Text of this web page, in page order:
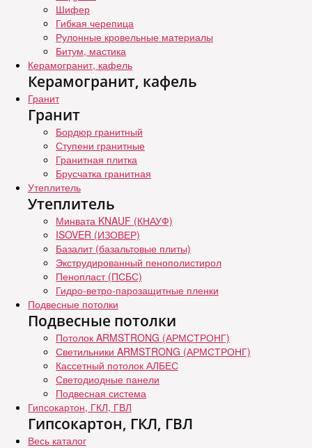
Шифер
Гибкая черепица
Рулонные кровельные материалы
Битум, мастика
Керамогранит, кафель
Керамогранит, кафель
Гранит
Гранит
Бордюр гранитный
Ступени гранитные
Гранитная плитка
Брусчатка гранитная
Утеплитель
Утеплитель
Минвата KNAUF (КНАУФ)
ISOVER (ИЗОВЕР)
Базалит (базальтовые плиты)
Экструдированный пенополистирол
Пенопласт (ПСБС)
Гидро-ветро-парозащитные пленки
Подвесные потолки
Подвесные потолки
Потолок ARMSTRONG (АРМСТРОНГ)
Светильники ARMSTRONG (АРМСТРОНГ)
Кассетный потолок АЛБЕС
Светодиодные панели
Подвесная система
Гипсокартон, ГКЛ, ГВЛ
Гипсокартон, ГКЛ, ГВЛ
Весь каталог